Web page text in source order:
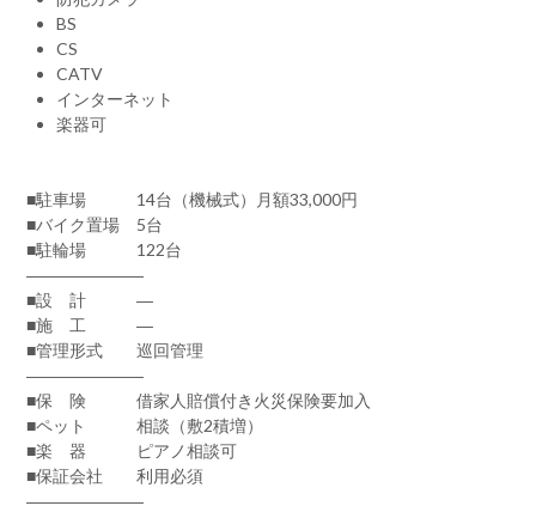
BS
CS
CATV
インターネット
楽器可
■駐車場 14台（機械式）月額33,000円
■バイク置場 5台
■駐輪場 122台
―――――――
■設 計 ―
■施 工 ―
■管理形式 巡回管理
―――――――
■保 険 借家人賠償付き火災保険要加入
■ペット 相談（敷2積増）
■楽 器 ピアノ相談可
■保証会社 利用必須
―――――――